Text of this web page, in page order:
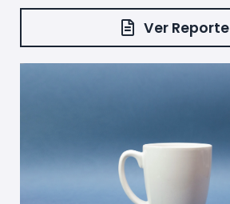
Ver Reporte